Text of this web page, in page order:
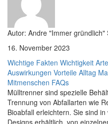
Autor: Andre "Immer gründlich"
16. November 2023
Wichtige Fakten Wichtigkeit
Auswirkungen Vorteile Alltag
Mitmenschen FAQs
Mülltrenner sind spezielle
Trennung von Abfallarten wie
Bioabfall erleichtern. Sie sind
Designs erhältlich, von